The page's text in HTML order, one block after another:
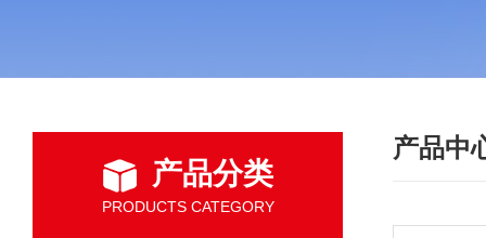
产品分类
PRODUCTS CATEGORY
产品中